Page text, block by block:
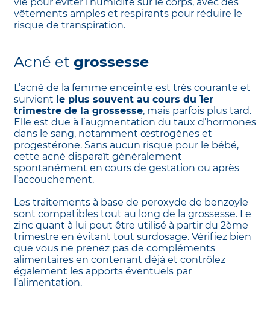
vie pour éviter l’humidité sur le corps, avec des
vêtements amples et respirants pour réduire le
risque de transpiration.
Acné et grossesse
L’acné de la femme enceinte est très courante et
survient le plus souvent au cours du 1er
trimestre de la grossesse, mais parfois plus tard.
Elle est due à l’augmentation du taux d’hormones
dans le sang, notamment œstrogènes et
progestérone. Sans aucun risque pour le bébé,
cette acné disparaît généralement
spontanément en cours de gestation ou après
l’accouchement.
Les traitements à base de peroxyde de benzoyle
sont compatibles tout au long de la grossesse. Le
zinc quant à lui peut être utilisé à partir du 2ème
trimestre en évitant tout surdosage. Vérifiez bien
que vous ne prenez pas de compléments
alimentaires en contenant déjà et contrôlez
également les apports éventuels par
l’alimentation.